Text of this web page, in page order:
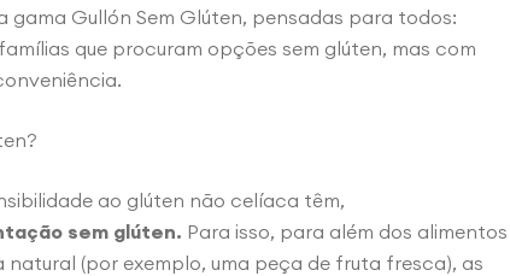
gama Gullón Sem Glúten, pensadas para todos:
que procuram opções sem glúten, mas com
ao glúten não celíaca têm,
sem glúten. Para isso, para além dos alimentos
(por exemplo, uma peça de fruta fresca), as